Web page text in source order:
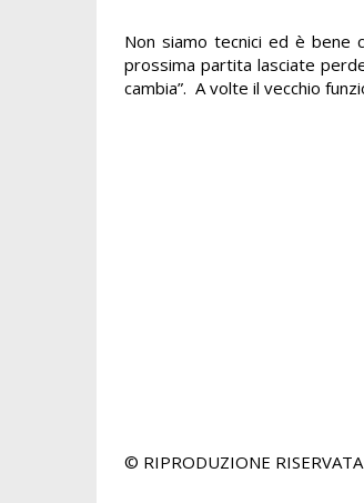
Non siamo tecnici ed è bene
prossima partita lasciate
cambia”. A volte il vecchio
© RIPRODUZIONE RISERVATA